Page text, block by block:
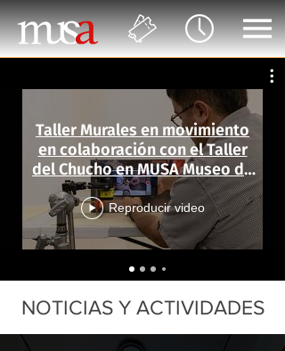
Taller Murales en movimiento
en colaboración con el Taller
del Chucho en MUSA Museo de
las Artes
Reproducir video
NOTICIAS Y ACTIVIDADES